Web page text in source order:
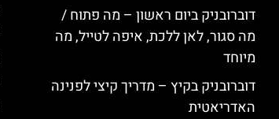
דוברובניק ביום ראשון – מה פתוח /
מה סגור, לאן ללכת, איפה לטייל, מה
מיוחד
דוברובניק בקיץ – מדריך קיצי לפנינה
האדריאטית